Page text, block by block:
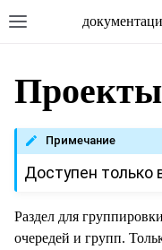
Проекты
Примечание
Доступен только
Раздел для
очередей и групп.